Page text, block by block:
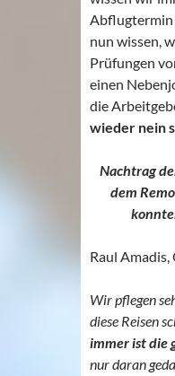
Abflugtermin
nun wissen,
Prüfungen
einen
die
wieder nein
Nachtrag
dem
Raul
Wir pflegen
diese Reisen
immer ist die
nur daran